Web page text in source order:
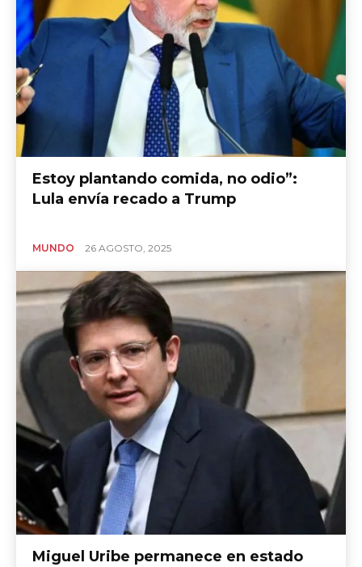
Estoy plantando comida, no odio”:
Lula envía recado a Trump
MUNDO 26 AGOSTO, 2025
Miguel Uribe permanece en estado